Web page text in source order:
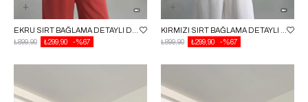
%67
₺299,90
₺899,90
%67
₺299,90
₺899,90